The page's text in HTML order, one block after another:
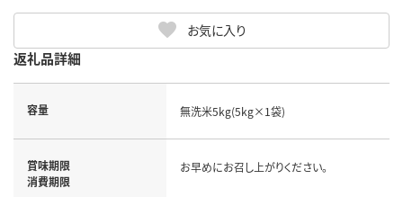
お気に入り
返礼品詳細
容量 無洗米5kg(5kg×1袋)
賞味期限
消費期限
お早めにお召し上がりください。